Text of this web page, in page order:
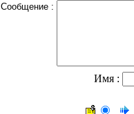
Сообщение :
Имя :